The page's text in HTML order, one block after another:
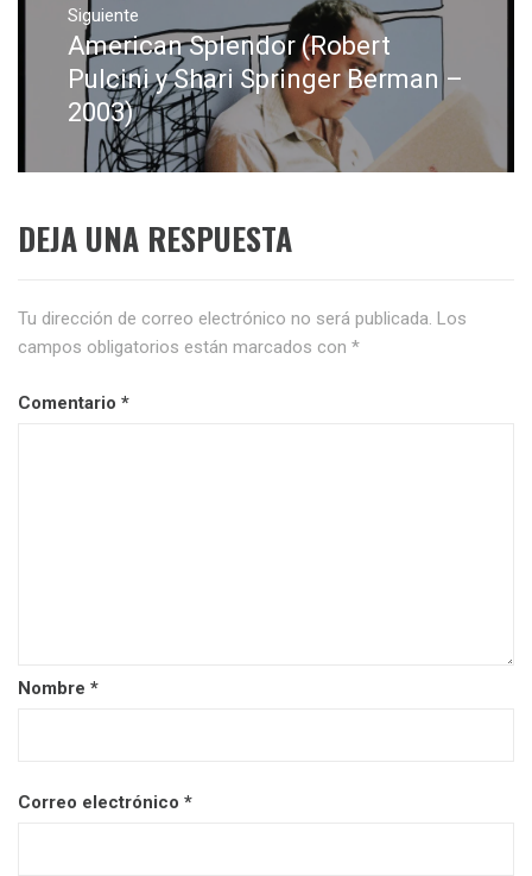
Siguiente
Entrada
siguiente:
American Splendor (Robert
Pulcini y Shari Springer Berman –
2003)
DEJA UNA RESPUESTA
Tu dirección de correo electrónico no será publicada. Los
campos obligatorios están marcados con *
Comentario *
Nombre *
Correo electrónico *